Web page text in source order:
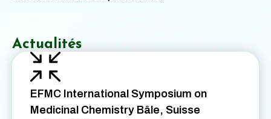
Actualités
EFMC International Symposium on
Medicinal Chemistry Bâle, Suisse